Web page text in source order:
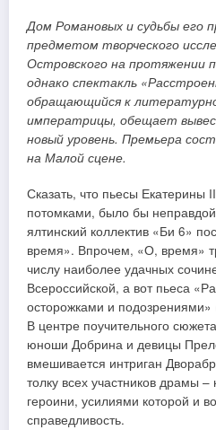
Дом Романовых и судьбы его
предметом творческого
Островского на протяжении
однако спектакль
обращающийся к
императрицы, обещает
новый уровень. Премьера
на Малой сцене.
Сказать, что пьесы Екатерины
потомками, было бы
ялтинский коллектив «Би 6»
время». Впрочем, «О, время»
числу наиболее удачных
Всероссийской, а вот пьеса
осторожками и
В центре поучительного
юноши Добрина и девицы
вмешивается интриган
толку всех участников драмы
героини, усилиями которой и
справедливость.